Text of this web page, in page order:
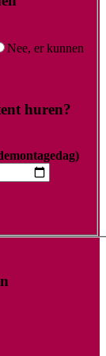
Nee, er kunnen
huren?